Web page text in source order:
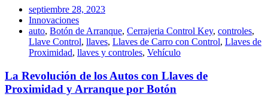
septiembre 28, 2023
Innovaciones
auto, Botón de Arranque, Cerrajeria Control Key, controles,
Llave Control, llaves, Llaves de Carro con Control, Llaves de
Proximidad, llaves y controles, Vehículo
La Revolución de los Autos con Llaves de
Proximidad y Arranque por Botón